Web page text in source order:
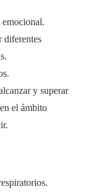
emocional.
diferentes
y superar
el ámbito